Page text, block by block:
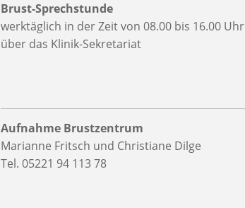
Brust-Sprechstunde
werktäglich in der Zeit von 08.00 bis 16.00 Uhr
über das Klinik-Sekretariat
Aufnahme Brustzentrum
Marianne Fritsch und Christiane Dilge
Tel. 05221 94 113 78